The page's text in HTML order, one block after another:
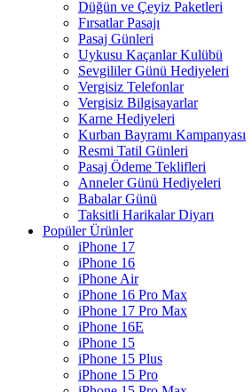
Düğün ve Çeyiz Paketleri
Fırsatlar Pasajı
Pasaj Günleri
Uykusu Kaçanlar Kulübü
Sevgililer Günü Hediyeleri
Vergisiz Telefonlar
Vergisiz Bilgisayarlar
Karne Hediyeleri
Kurban Bayramı Kampanyası
Resmi Tatil Günleri
Pasaj Ödeme Teklifleri
Anneler Günü Hediyeleri
Babalar Günü
Taksitli Harikalar Diyarı
Popüler Ürünler
iPhone 17
iPhone 16
iPhone Air
iPhone 16 Pro Max
iPhone 17 Pro Max
iPhone 16E
iPhone 15
iPhone 15 Plus
iPhone 15 Pro